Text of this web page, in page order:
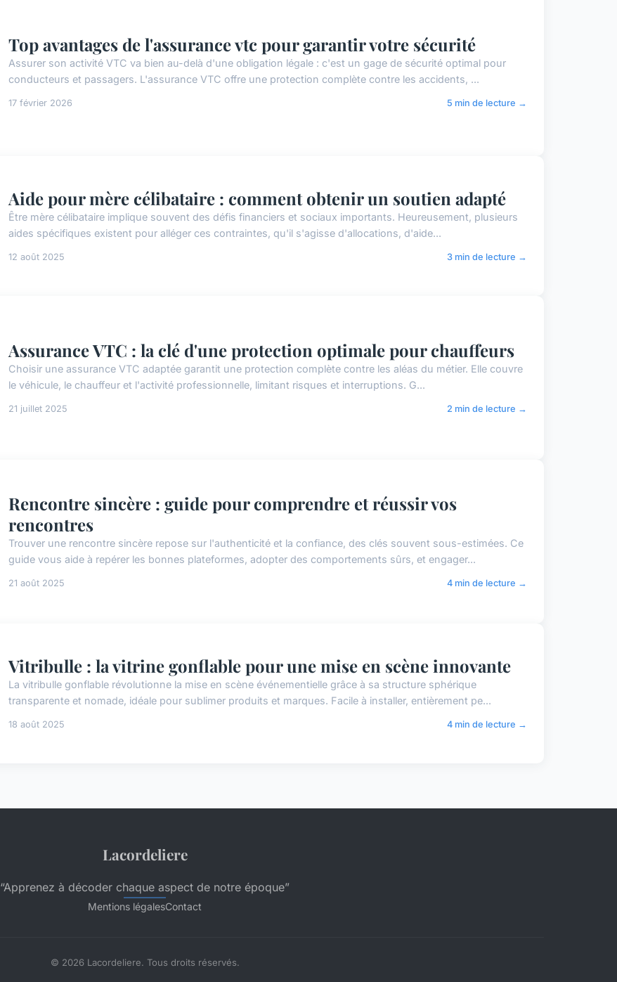
Top avantages de l'assurance vtc pour garantir votre sécurité
Assurer son activité VTC va bien au-delà d'une obligation légale : c'est un gage de sécurité optimal pour
conducteurs et passagers. L'assurance VTC offre une protection complète contre les accidents, ...
17 février 2026 5 min de lecture →
Aide pour mère célibataire : comment obtenir un soutien adapté
Être mère célibataire implique souvent des défis financiers et sociaux importants. Heureusement, plusieurs
aides spécifiques existent pour alléger ces contraintes, qu'il s'agisse d'allocations, d'aide...
12 août 2025 3 min de lecture →
Assurance VTC : la clé d'une protection optimale pour chauffeurs
Choisir une assurance VTC adaptée garantit une protection complète contre les aléas du métier. Elle couvre
le véhicule, le chauffeur et l'activité professionnelle, limitant risques et interruptions. G...
21 juillet 2025 2 min de lecture →
Rencontre sincère : guide pour comprendre et réussir vos
rencontres
Trouver une rencontre sincère repose sur l'authenticité et la confiance, des clés souvent sous-estimées. Ce
guide vous aide à repérer les bonnes plateformes, adopter des comportements sûrs, et engager...
21 août 2025 4 min de lecture →
Vitribulle : la vitrine gonflable pour une mise en scène innovante
La vitribulle gonflable révolutionne la mise en scène événementielle grâce à sa structure sphérique
transparente et nomade, idéale pour sublimer produits et marques. Facile à installer, entièrement pe...
18 août 2025 4 min de lecture →
Lacordeliere
“Apprenez à décoder chaque aspect de notre époque”
Mentions légalesContact
© 2026 Lacordeliere. Tous droits réservés.